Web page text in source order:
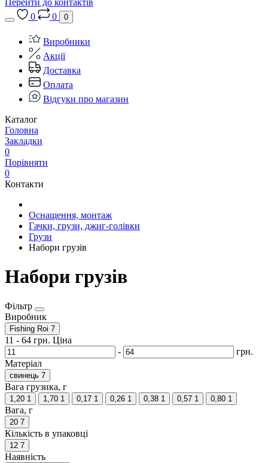
Перейти до контактів
0
0 0
Виробники
Акції
Доставка
Оплата
Відгуки про магазин
Каталог
Головна
Закладки
0
Порівняти
0
Контакти
Оснащення, монтаж
Гачки, грузи, джиг-голівки
Грузи
Набори грузів
Набори грузів
Фільтр
Виробник
Fishing Roi 7
11 - 64 грн. Ціна
-
грн.
Матеріал
свинець 7
Вага грузика, г
1,20 1 1,70 1 0,17 1 0,26 1 0,38 1 0,57 1 0,80 1
Вага, г
20 7
Кількість в упаковці
12 7
Наявність